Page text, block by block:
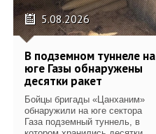
5.08.2026
В подземном туннеле на
юге Газы обнаружены
десятки ракет
Бойцы бригады «Цанханим»
обнаружили на юге сектора
Газа подземный туннель, в